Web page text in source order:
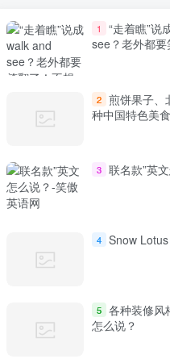
1
“走着瞧”说
see？老外都要
2 煎饼果子
种中国特色美
3 联名款”英
4 Snow
5 各种装修风
怎么说？